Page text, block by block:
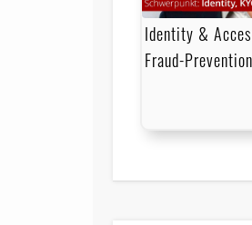
Identity &
Fraud-